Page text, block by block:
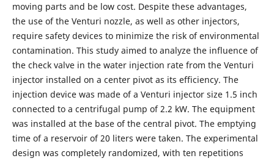
moving parts and be low cost. Despite these advantages,
the use of the Venturi nozzle, as well as other injectors,
require safety devices to minimize the risk of environmental
contamination. This study aimed to analyze the influence of
the check valve in the water injection rate from the Venturi
injector installed on a center pivot as its efficiency. The
injection device was made of a Venturi injector size 1.5 inch
connected to a centrifugal pump of 2.2 kW. The equipment
was installed at the base of the central pivot. The emptying
time of a reservoir of 20 liters were taken. The experimental
design was completely randomized, with ten repetitions